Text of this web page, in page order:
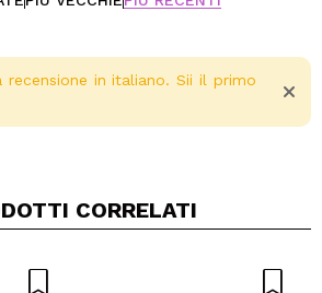
recensione in italiano. Sii il primo
CORRELATI